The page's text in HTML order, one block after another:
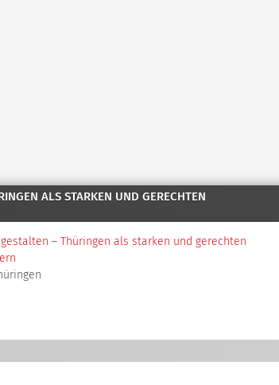
ALS STARKEN UND GERECHTEN
– Thüringen als starken und gerechten